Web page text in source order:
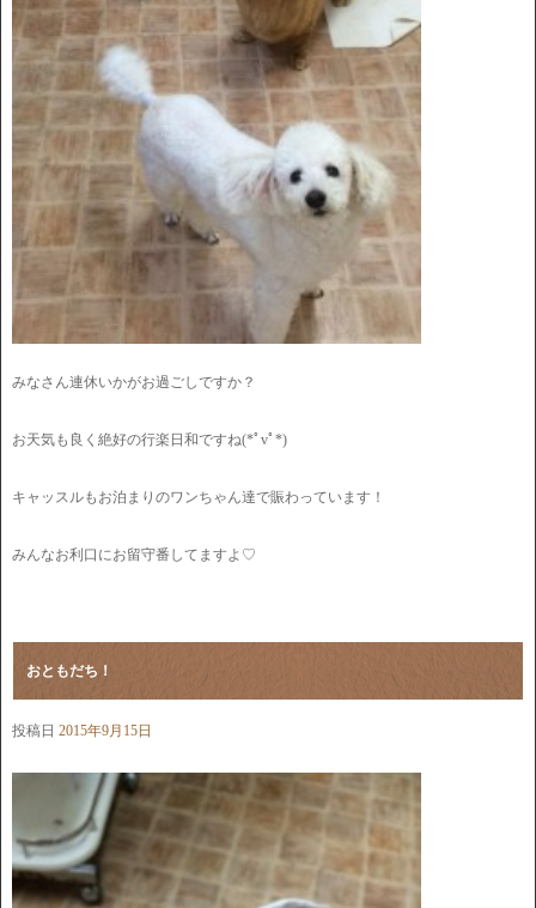
みなさん連休いかがお過ごしですか？
お天気も良く絶好の行楽日和ですね(*ﾟvﾟ*)
キャッスルもお泊まりのワンちゃん達で賑わっています！
みんなお利口にお留守番してますよ♡
おともだち！
投稿日 2015年9月15日